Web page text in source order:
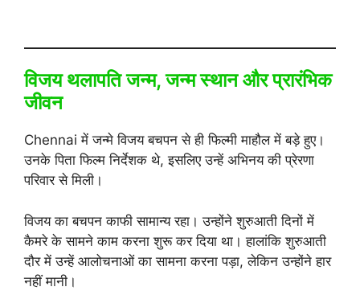
विजय थलापति जन्म, जन्म स्थान और प्रारंभिक
जीवन
Chennai में जन्मे विजय बचपन से ही फिल्मी माहौल में बड़े हुए।
उनके पिता फिल्म निर्देशक थे, इसलिए उन्हें अभिनय की प्रेरणा
परिवार से मिली।
विजय का बचपन काफी सामान्य रहा। उन्होंने शुरुआती दिनों में
कैमरे के सामने काम करना शुरू कर दिया था। हालांकि शुरुआती
दौर में उन्हें आलोचनाओं का सामना करना पड़ा, लेकिन उन्होंने हार
नहीं मानी।